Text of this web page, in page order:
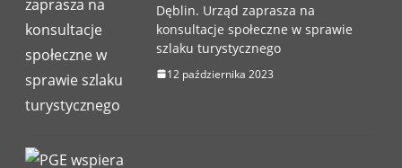
Dęblin. Urząd zaprasza na
konsultacje społeczne w sprawie
szlaku turystycznego
12 października 2023